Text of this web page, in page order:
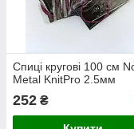
Спиці кругові 100 см
Metal KnitPro 2.5мм
252 ₴